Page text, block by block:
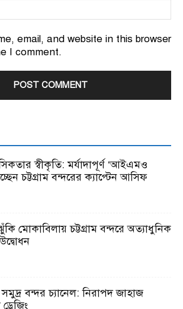
email, and website in this browser
I comment.
স্বীকৃতি: মর্যাদাপূর্ণ ‘আইএমও
চট্টগ্রাম বন্দরের ক্যাপ্টেন আসিফ
মোকাবিলায় চট্টগ্রাম বন্দরে অত্যাধুনিক
বন্দর চ্যানেল: নিরাপদ জাহাজ